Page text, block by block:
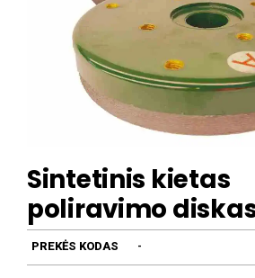
Sintetinis kietas
poliravimo diskas
PREKĖS KODAS -